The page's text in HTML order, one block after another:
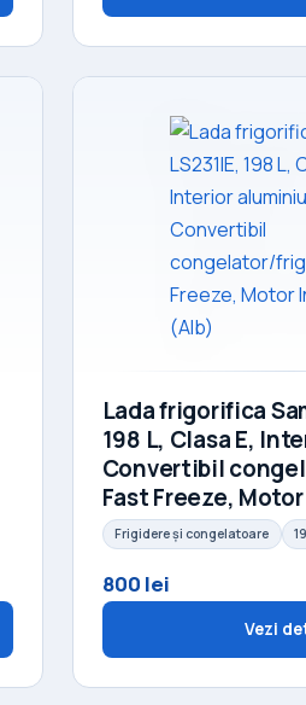
Lada frigorifica
198 L, Clasa E,
Convertibil
Fast Freeze,
Frigidere și congelatoare
800 lei
Vezi